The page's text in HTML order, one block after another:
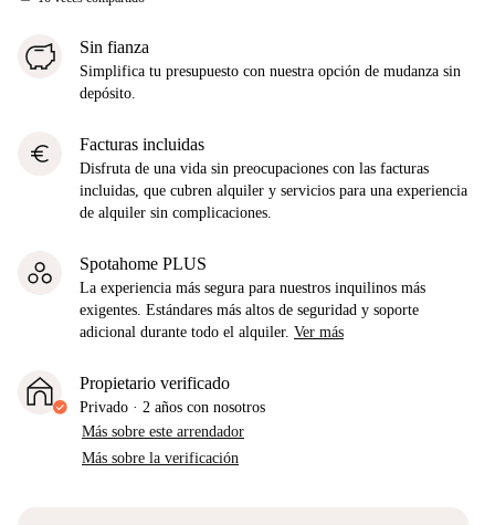
Sin fianza
Simplifica tu presupuesto con nuestra opción de mudanza sin
depósito.
euro Facturas incluidas
Disfruta de una vida sin preocupaciones con las facturas
incluidas, que cubren alquiler y servicios para una experiencia
de alquiler sin complicaciones.
Spotahome PLUS
La experiencia más segura para nuestros inquilinos más
exigentes. Estándares más altos de seguridad y soporte
adicional durante todo el alquiler. Ver más
Propietario verificado
Privado · 2 años con nosotros
Más sobre este arrendador
Más sobre la verificación